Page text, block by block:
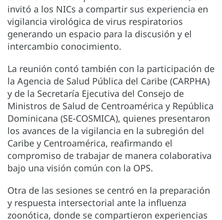
invitó a los NICs a compartir sus experiencia en
vigilancia virológica de virus respiratorios
generando un espacio para la discusión y el
intercambio conocimiento.
La reunión contó también con la participación de
la Agencia de Salud Pública del Caribe (CARPHA)
y de la Secretaría Ejecutiva del Consejo de
Ministros de Salud de Centroamérica y República
Dominicana (SE-COSMICA), quienes presentaron
los avances de la vigilancia en la subregión del
Caribe y Centroamérica, reafirmando el
compromiso de trabajar de manera colaborativa
bajo una visión común con la OPS.
Otra de las sesiones se centró en la preparación
y respuesta intersectorial ante la influenza
zoonótica, donde se compartieron experiencias